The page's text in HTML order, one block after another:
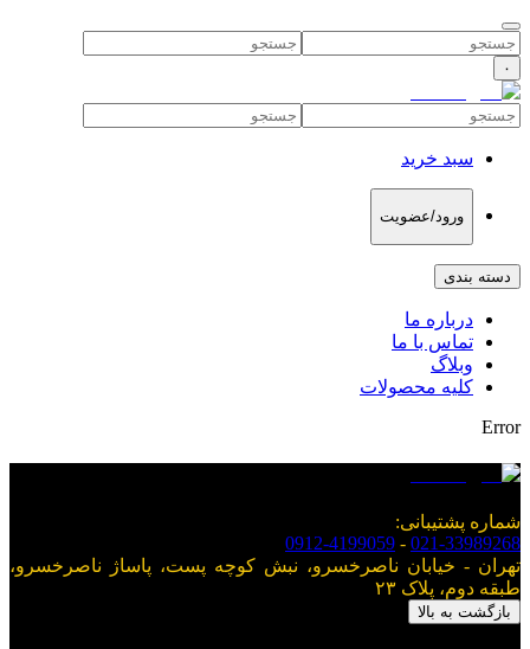
۰
سبد خرید
ورود/عضویت
دسته بندی
درباره ما
تماس با ما
وبلاگ
کلیه محصولات
Error
شماره پشتیبانی:
021-33989268
-
0912-4199059
تهران - خیابان ناصرخسرو، نبش کوچه پست، پاساژ ناصرخسرو،
طبقه دوم، پلاک ۲۳
بازگشت به بالا